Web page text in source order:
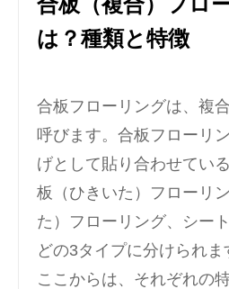
は？種類と特徴
合板フローリングは、複
呼びます。合板フローリ
げとして貼り合わせてい
板（ひきいた）フローリ
た）フローリング、シー
どの3タイプに分けられま
ここからは、それぞれの